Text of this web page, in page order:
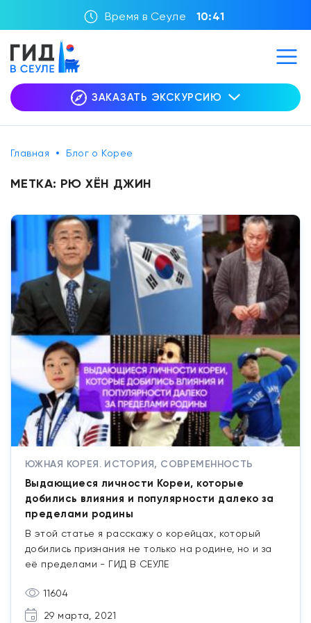
Время в Сеуле 10:41
ЗАКАЗАТЬ ЭКСКУРСИЮ
Главная Блог о Корее
МЕТКА: РЮ ХЁН ДЖИН
ЮЖНАЯ КОРЕЯ. ИСТОРИЯ, СОВРЕМЕННОСТЬ
Выдающиеся личности Кореи, которые
добились влияния и популярности далеко за
пределами родины
В этой статье я расскажу о корейцах, который
добились признания не только на родине, но и за
её пределами - ГИД В СЕУЛЕ
11604
29 марта, 2021